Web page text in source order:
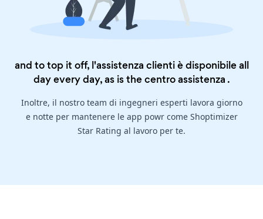
and to top it off, l'assistenza clienti è disponibile all
day every day, as is thecentro assistenza .
Inoltre, il nostro team di ingegneri esperti lavora giorno
e notte per mantenere le app powr come Shoptimizer
Star Rating al lavoro per te.